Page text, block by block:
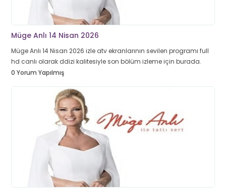
Müge Anlı 14 Nisan 2026
Müge Anlı 14 Nisan 2026 izle atv ekranlarının sevilen programı full
hd canlı olarak ddizi kalitesiyle son bölüm izleme için burada.
0 Yorum Yapılmış